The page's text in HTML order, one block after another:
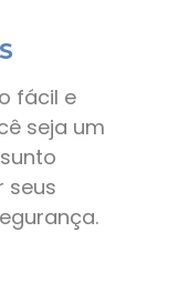
fácil e
seja um
seus